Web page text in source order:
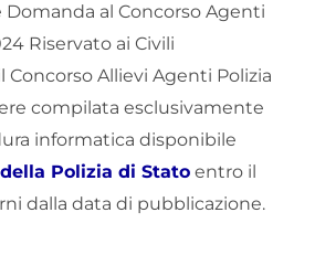
Domanda al Concorso Agenti
Riservato ai Civili
Concorso Allievi Agenti Polizia
compilata esclusivamente
informatica disponibile
Polizia di Stato entro il
dalla data di pubblicazione.